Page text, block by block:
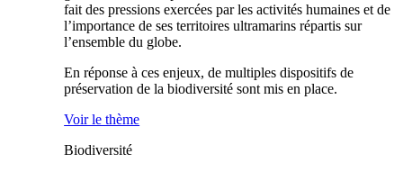
fait des pressions exercées par les activités humaines et de
l’importance de ses territoires ultramarins répartis sur
l’ensemble du globe.
En réponse à ces enjeux, de multiples dispositifs de
préservation de la biodiversité sont mis en place.
Voir le thème
Biodiversité